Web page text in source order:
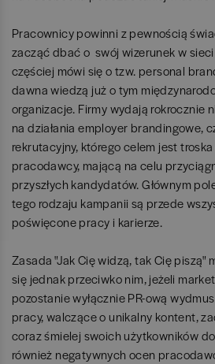
Pracownicy powinni z pewnością
zacząć dbać o swój wizerunek w
częściej mówi się o tzw. personal
dawna wiedzą już o tym
organizacje. Firmy wydają rokrocznie
na działania employer brandingowe,
rekrutacyjny, którego celem jest
pracodawcy, mającą na celu
przyszłych kandydatów. Głównym
tego rodzaju kampanii są przede
poświęcone pracy i karierze.
Zasada "Jak Cię widzą, tak Cię piszą"
się jednak przeciwko nim, jeżeli
pozostanie wyłącznie PR-ową
pracy, walczące o unikalny kontent,
coraz śmielej swoich użytkowników
również negatywnych ocen